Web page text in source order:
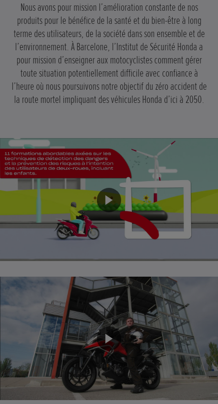
Nous avons pour mission l’amélioration constante de nos
produits pour le bénéfice de la santé et du bien-être à long
terme des utilisateurs, de la société dans son ensemble et de
l’environnement. À Barcelone, l’Institut de Sécurité Honda a
pour mission d’enseigner aux motocyclistes comment gérer
toute situation potentiellement difficile avec confiance à
l’heure où nous poursuivons notre objectif du zéro accident de
la route mortel impliquant des véhicules Honda d’ici à 2050.